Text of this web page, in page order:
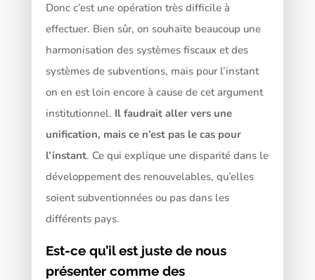
Donc c’est une opération très difficile à
effectuer. Bien sûr, on souhaite beaucoup une
harmonisation des systèmes fiscaux et des
systèmes de subventions, mais pour l’instant
on en est loin encore à cause de cet argument
institutionnel. Il faudrait aller vers une
unification, mais ce n’est pas le cas pour
l’instant. Ce qui explique une disparité dans le
développement des renouvelables, qu’elles
soient subventionnées ou pas dans les
différents pays.
Est-ce qu’il est juste de nous
présenter comme des